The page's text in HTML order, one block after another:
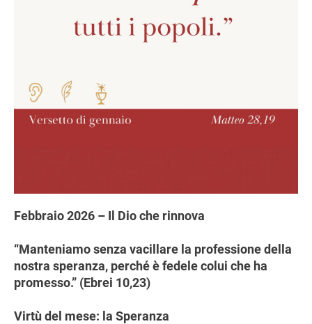
Febbraio 2026 – Il Dio che rinnova
“Manteniamo senza vacillare la professione della
nostra speranza, perché è fedele colui che ha
promesso.” (Ebrei 10,23)
Virtù del mese: la Speranza